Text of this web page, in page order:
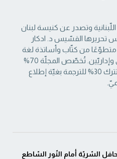
وتصدر عن كنيسة لبنان
تحريرها القسّيس د. ادكار
طرابلسي، ويُعاونه فريق من 40 متطوّعًا من كتّاب وأساتذة لغة
‏وإخراج ومصوّرين وفريق تسويق وإداريّين. تُخصّص المجلّة 70%
من مقالاتها للكتّاب الوطنيّين ‏وتترك 30% للترجمة بغيّة إطلاع
السّريّة أمام النّور السّاطع